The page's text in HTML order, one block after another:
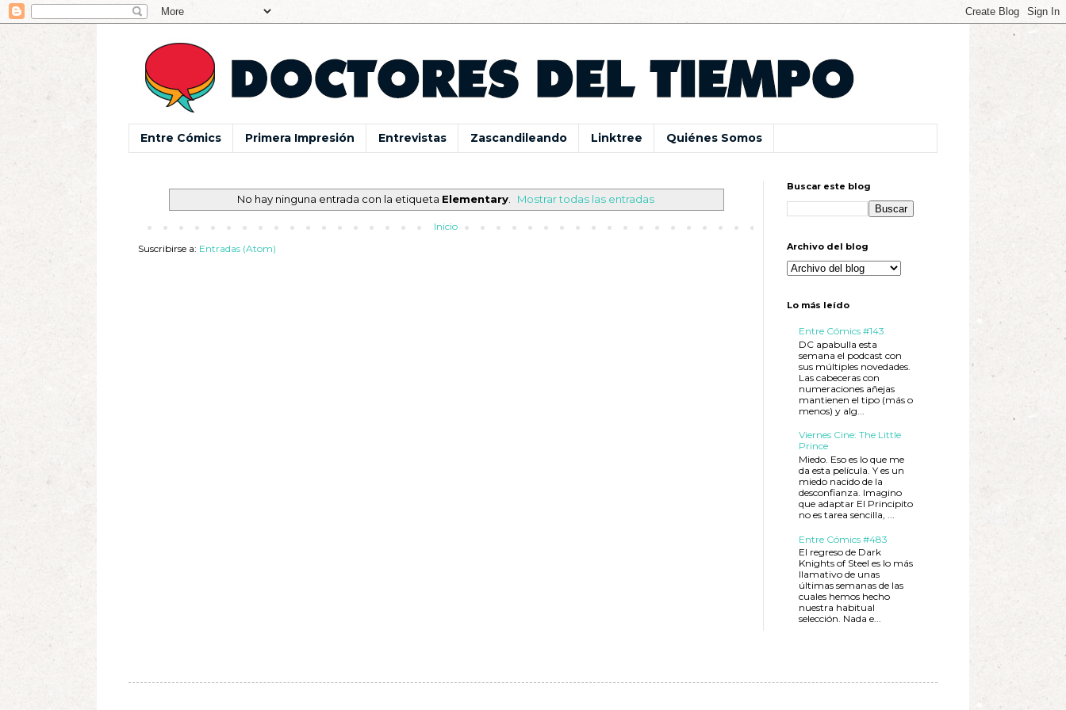
Entre Cómics Primera Impresión Entrevistas Zascandileando Linktree Quiénes Somos
No hay ninguna entrada con la etiqueta Elementary. Mostrar todas las entradas
Inicio
Suscribirse a: Entradas (Atom)
Buscar este blog
Archivo del blog
Lo más leído
Entre Cómics #143
DC apabulla esta
semana el podcast con
sus múltiples novedades.
Las cabeceras con
numeraciones añejas
mantienen el tipo (más o
menos) y alg...
Viernes Cine: The Little
Prince
Miedo. Eso es lo que me
da esta película. Y es un
miedo nacido de la
desconfianza. Imagino
que adaptar El Principito
no es tarea sencilla, ...
Entre Cómics #483
El regreso de Dark
Knights of Steel es lo más
llamativo de unas
últimas semanas de las
cuales hemos hecho
nuestra habitual
selección. Nada e...